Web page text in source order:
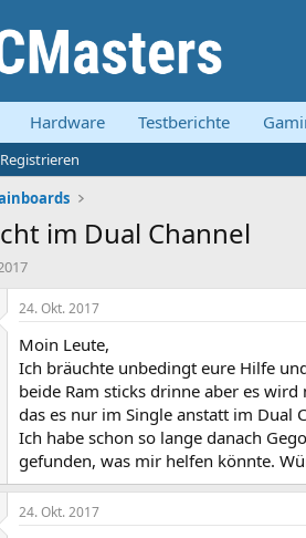
Hardware Testberichte
Registrieren
im Dual Channel
24. Okt. 2017
Moin Leute,
Ich bräuchte unbedingt eure Hilfe
beide Ram sticks drinne aber es
das es nur im Single anstatt im Dual
Ich habe schon so lange danach
gefunden, was mir helfen könnte.
24. Okt. 2017